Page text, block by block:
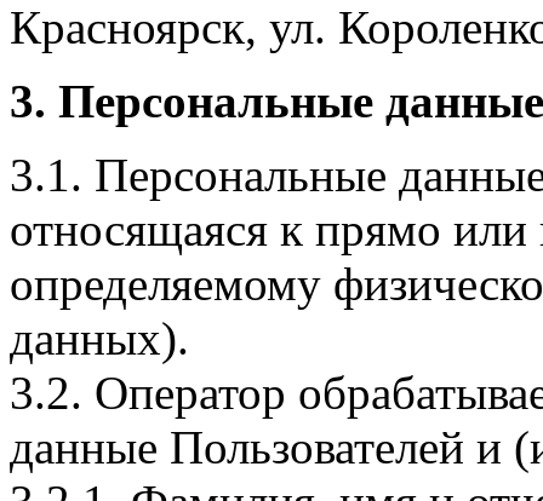
Красноярск, ул.
3. Персональные
3.1. Персональные
относящаяся к прямо
определяемому
данных).
3.2. Оператор
данные Пользователей и